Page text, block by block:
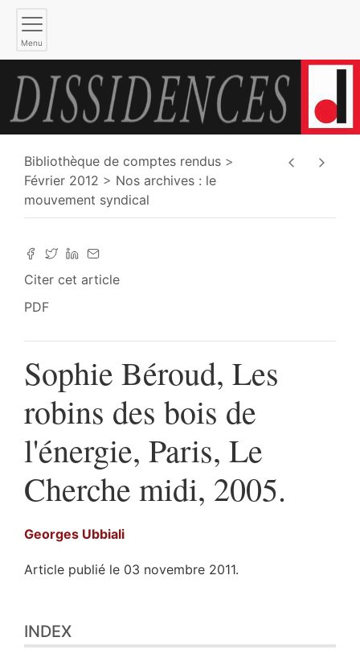
Menu
Bibliothèque de comptes rendus
Février 2012
Nos archives : le
mouvement syndical
Citer cet article
PDF
Sophie Béroud, Les
robins des bois de
l'énergie, Paris, Le
Cherche midi, 2005.
Georges Ubbiali
Article publié le 03 novembre 2011.
Texte
Illustrations
INDEX